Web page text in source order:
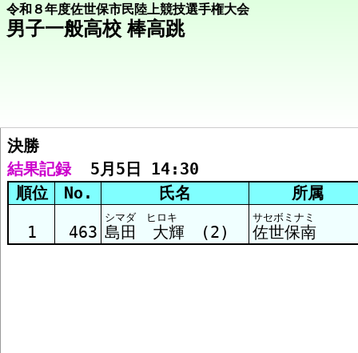
令和８年度佐世保市民陸上競技選手権大会
男子一般高校 棒高跳
競技メニューへ
決勝 結果
決勝
結果記録
  5月5日 14:30
順位
No. 氏名 所属
1 463
シマダ ヒロキ
島田 大輝 (2)
サセボミナミ
佐世保南